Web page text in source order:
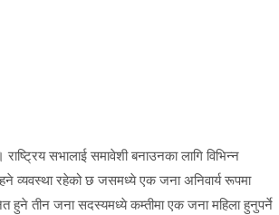
सभालाई समावेशी बनाउनका लागि विभिन्न
व्यवस्था रहेको छ जसमध्ये एक जना अनिवार्य रूपमा
हुने तीन जना सदस्यमध्ये कम्तीमा एक जना महिला हुनुपर्ने